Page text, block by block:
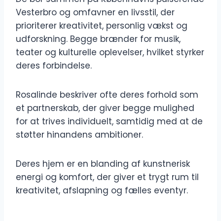
Vesterbro og omfavner en livsstil, der
prioriterer kreativitet, personlig vækst og
udforskning. Begge brænder for musik,
teater og kulturelle oplevelser, hvilket styrker
deres forbindelse.
Rosalinde beskriver ofte deres forhold som
et partnerskab, der giver begge mulighed
for at trives individuelt, samtidig med at de
støtter hinandens ambitioner.
Deres hjem er en blanding af kunstnerisk
energi og komfort, der giver et trygt rum til
kreativitet, afslapning og fælles eventyr.